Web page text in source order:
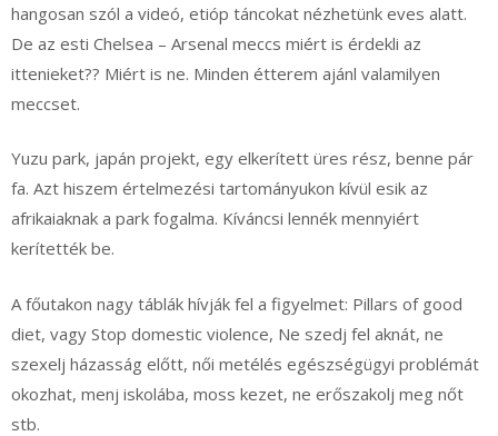
hangosan szól a videó, etióp táncokat nézhetünk eves alatt.
De az esti Chelsea – Arsenal meccs miért is érdekli az
ittenieket?? Miért is ne. Minden étterem ajánl valamilyen
meccset.
Yuzu park, japán projekt, egy elkerített üres rész, benne pár
fa. Azt hiszem értelmezési tartományukon kívül esik az
afrikaiaknak a park fogalma. Kíváncsi lennék mennyiért
kerítették be.
A főutakon nagy táblák hívják fel a figyelmet: Pillars of good
diet, vagy Stop domestic violence, Ne szedj fel aknát, ne
szexelj házasság előtt, női metélés egészségügyi problémát
okozhat, menj iskolába, moss kezet, ne erőszakolj meg nőt
stb.